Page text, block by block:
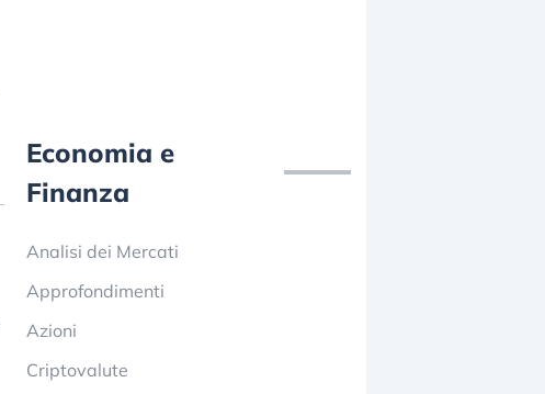
Economia e
Finanza
Analisi dei Mercati
Approfondimenti
Azioni
Criptovalute